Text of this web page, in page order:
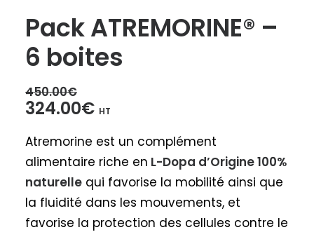
Pack ATREMORINE® –
6 boites
450.00€
Le
initial
était :
450.00€.
324.00€Le
actuel
est :
324.00€.
HT
Atremorine est un complément
alimentaire riche en L-Dopa d’Origine 100%
naturelle qui favorise la mobilité ainsi que
la fluidité dans les mouvements, et
favorise la protection des cellules contre le